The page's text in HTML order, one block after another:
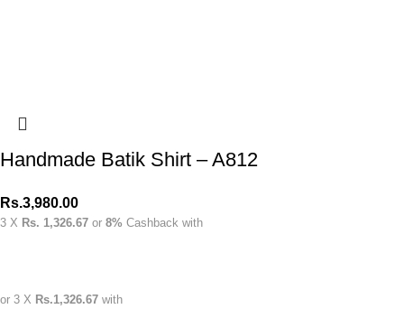
Handmade Batik Shirt – A812
Rs.3,980.00
3 X Rs. 1,326.67 or 8% Cashback with
or 3 X Rs.1,326.67 with